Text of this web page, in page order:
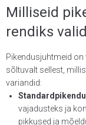
Milliseid
rendiks
Pikendusjuhtmeid
sõltuvalt sellest,
variandid:
vajadusteks ja
pikkused ja